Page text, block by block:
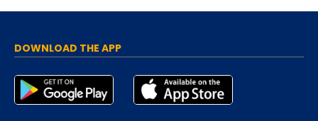
DOWNLOAD THE APP